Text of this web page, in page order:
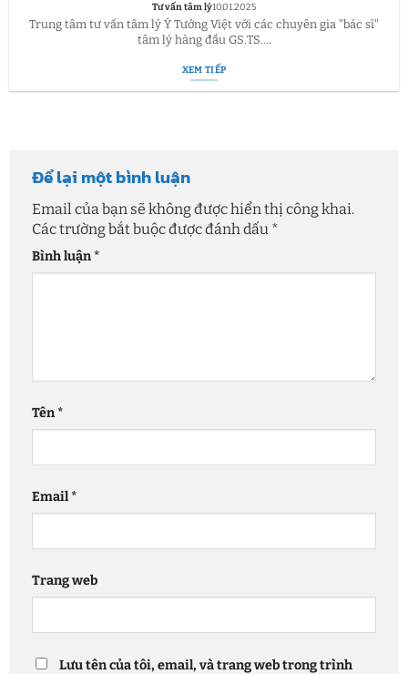
Tư vấn tâm lý10.01.2025
Trung tâm tư vấn tâm lý Ý Tưởng Việt với các chuyên gia "bác sĩ"
tâm lý hàng đầu GS.TS....
XEM TIẾP
Để lại một bình luận
Email của bạn sẽ không được hiển thị công khai.
Các trường bắt buộc được đánh dấu *
Bình luận*
Tên*
Email*
Trang web
Lưu tên của tôi, email, và trang web trong trình